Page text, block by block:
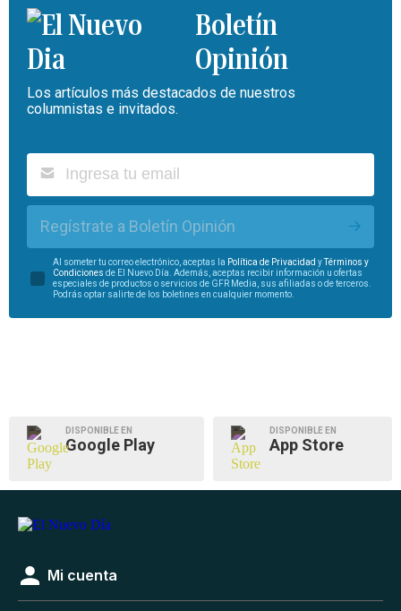
Boletín
Opinión
Los artículos más destacados de nuestros
columnistas e invitados.
Regístrate a Boletín Opinión
Al someter tu correo electrónico, aceptas la Política de Privacidad yTérminos y
Condiciones de El Nuevo Día. Además, aceptas recibir información u ofertas
especiales de productos o servicios de GFR Media, sus afiliadas o de terceros.
Podrás optar salirte de los boletines en cualquier momento.
DISPONIBLE EN
Google Play
DISPONIBLE EN
App Store
Mi cuenta